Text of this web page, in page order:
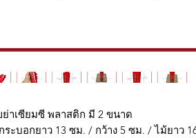
ย่าเซียมซี พลาสติก มี 2 ขนาด
ระบอกยาว 13 ซม. / กว้าง 5 ซม. / ไม้ยาว